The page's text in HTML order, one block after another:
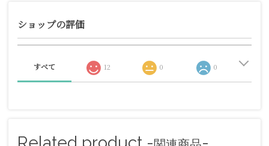
ショップの評価
すべて 12 0 0